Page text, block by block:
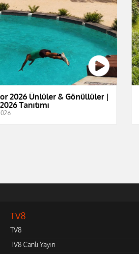
2026 Ünlüler & Gönüllüler |
Tanıtımı
TV8
TV8
TV8 Canlı Yayın